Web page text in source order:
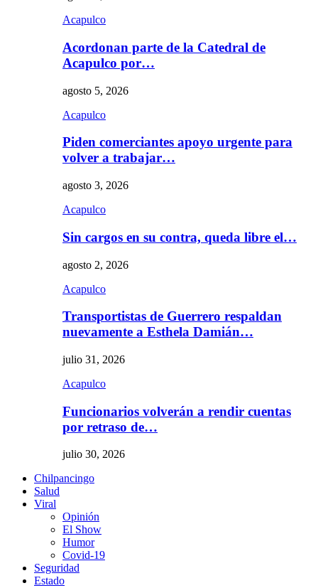
Acapulco
Acordonan parte de la Catedral de
Acapulco por…
agosto 5, 2026
Acapulco
Piden comerciantes apoyo urgente para
volver a trabajar…
agosto 3, 2026
Acapulco
Sin cargos en su contra, queda libre el…
agosto 2, 2026
Acapulco
Transportistas de Guerrero respaldan
nuevamente a Esthela Damián…
julio 31, 2026
Acapulco
Funcionarios volverán a rendir cuentas
por retraso de…
julio 30, 2026
Chilpancingo
Salud
Viral
Opinión
El Show
Humor
Covid-19
Seguridad
Estado